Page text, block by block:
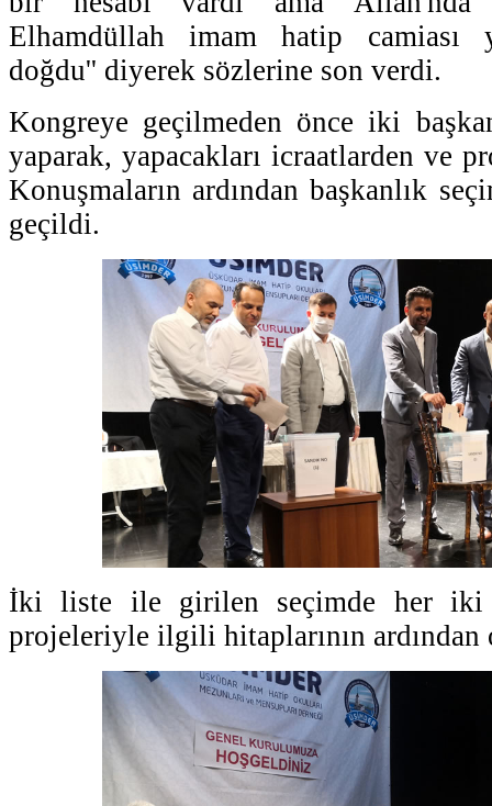
Elhamdüllah imam hatip camiası
doğdu'' diyerek sözlerine son verdi.
Kongreye geçilmeden önce iki
yaparak, yapacakları icraatlarden ve
Konuşmaların ardından başkanlık
geçildi.
İki liste ile girilen seçimde her iki
projeleriyle ilgili hitaplarının